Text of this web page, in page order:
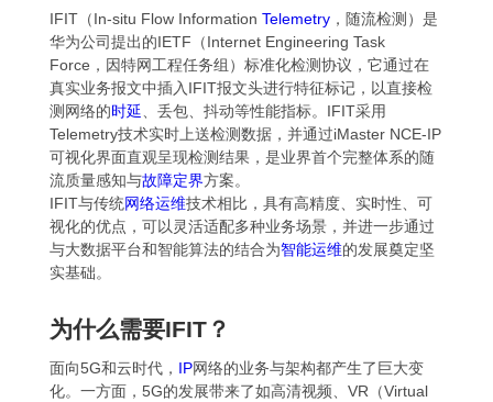
IFIT（In-situ Flow Information Telemetry ，随流检测）是
华为公司提出的IETF（Internet Engineering Task
Force，因特网工程任务组）标准化检测协议，它通过在
真实业务报文中插入IFIT报文头进行特征标记，以直接检
测网络的时延、丢包、抖动等性能指标。IFIT采用
Telemetry技术实时上送检测数据，并通过iMaster NCE-IP
可视化界面直观呈现检测结果，是业界首个完整体系的随
流质量感知与故障定界方案。
IFIT与传统网络运维技术相比，具有高精度、实时性、可
视化的优点，可以灵活适配多种业务场景，并进一步通过
与大数据平台和智能算法的结合为智能运维的发展奠定坚
实基础。
为什么需要IFIT？
面向5G和云时代， IP网络的业务与架构都产生了巨大变
化。一方面，5G的发展带来了如高清视频、VR（Virtual